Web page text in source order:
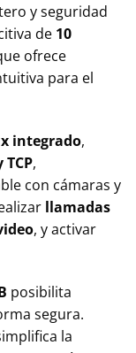
y seguridad
de 10
ofrece
para el
integrado,
TCP,
con cámaras y
llamadas
, y activar
posibilita
segura.
la